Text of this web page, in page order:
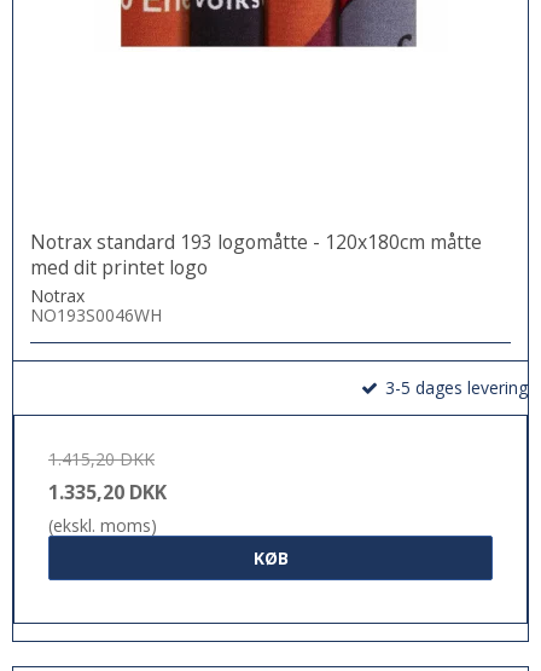
Notrax standard 193 logomåtte - 120x180cm måtte
med dit printet logo
Notrax
NO193S0046WH
3-5 dages levering
1.415,20 DKK
1.335,20 DKK
(ekskl. moms)
KØB